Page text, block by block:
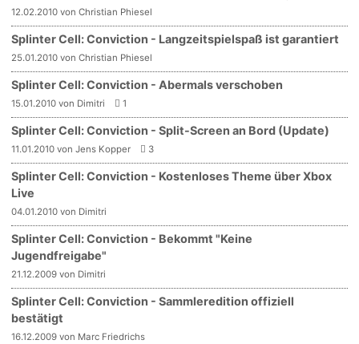
12.02.2010 von Christian Phiesel
Splinter Cell: Conviction - Langzeitspielspaß ist garantiert
25.01.2010 von Christian Phiesel
Splinter Cell: Conviction - Abermals verschoben
15.01.2010 von Dimitri 1
Splinter Cell: Conviction - Split-Screen an Bord (Update)
11.01.2010 von Jens Kopper 3
Splinter Cell: Conviction - Kostenloses Theme über Xbox
Live
04.01.2010 von Dimitri
Splinter Cell: Conviction - Bekommt "Keine
Jugendfreigabe"
21.12.2009 von Dimitri
Splinter Cell: Conviction - Sammleredition offiziell
bestätigt
16.12.2009 von Marc Friedrichs